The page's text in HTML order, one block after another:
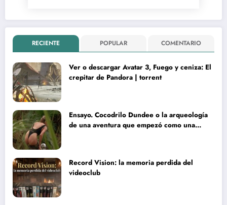
RECIENTE POPULAR COMENTARIO
Ver o descargar Avatar 3, Fuego y ceniza: El
crepitar de Pandora | torrent
Ensayo. Cocodrilo Dundee o la arqueología
de una aventura que empezó como una
Record Vision: la memoria perdida del
videoclub